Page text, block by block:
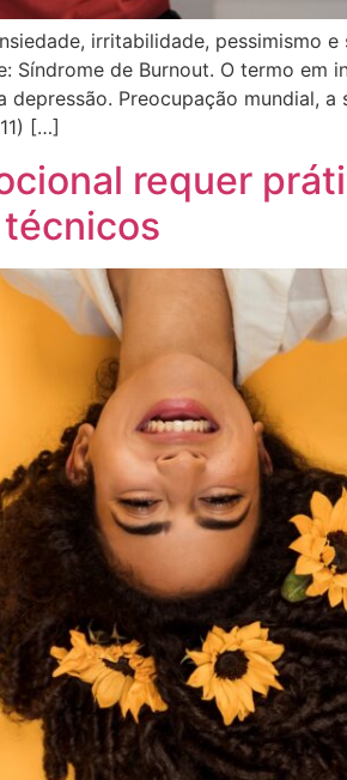
irritabilidade, pessimismo
Síndrome de Burnout. O termo em
Preocupação mundial,
[…]
requer